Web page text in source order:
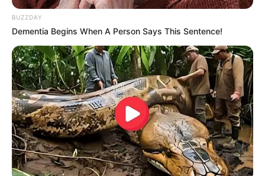
Hier geht es zu denKinderausflugszielen in ganz
Deutschland.
BUZZDAY
Dementia Begins When A Person Says This Sentence!